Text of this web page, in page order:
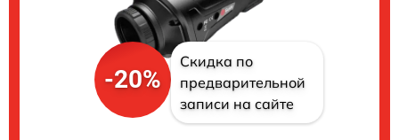
-20%
Скидка по
предварительной
записи на сайте